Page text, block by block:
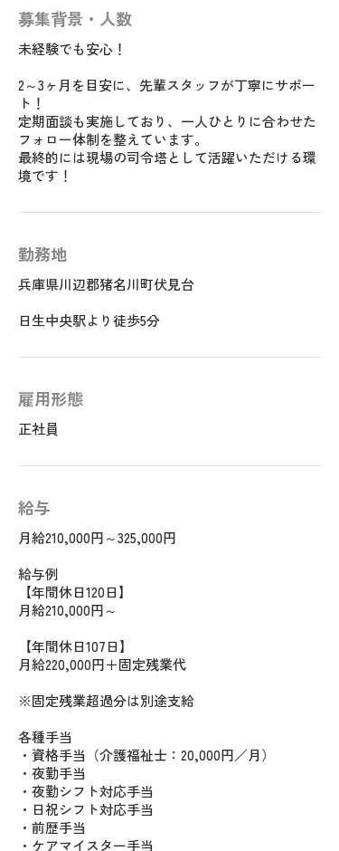
募集背景・人数
未経験でも安心！
2～3ヶ月を目安に、先輩スタッフが丁寧にサポー
ト！
定期面談も実施しており、一人ひとりに合わせた
フォロー体制を整えています。
最終的には現場の司令塔として活躍いただける環
境です！
勤務地
兵庫県川辺郡猪名川町伏見台
日生中央駅より徒歩5分
雇用形態
正社員
給与
月給210,000円～325,000円
給与例
【年間休日120日】
月給210,000円～
【年間休日107日】
月給220,000円＋固定残業代
※固定残業超過分は別途支給
各種手当
・資格手当（介護福祉士：20,000円／月）
・夜勤手当
・夜勤シフト対応手当
・日祝シフト対応手当
・前歴手当
・ケアマイスター手当